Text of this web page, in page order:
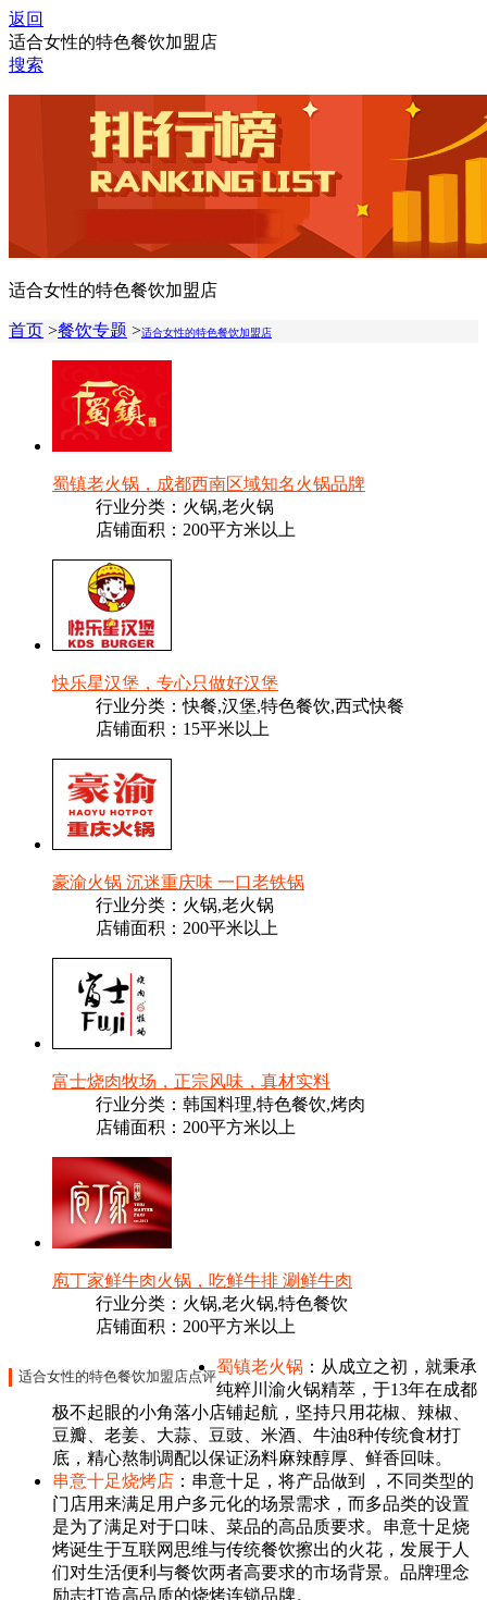
返回
适合女性的特色餐饮加盟店
搜索
适合女性的特色餐饮加盟店
首页 >餐饮专题 >适合女性的特色餐饮加盟店
蜀镇老火锅，成都西南区域知名火锅品牌
行业分类：火锅,老火锅
店铺面积：200平方米以上
快乐星汉堡，专心只做好汉堡
行业分类：快餐,汉堡,特色餐饮,西式快餐
店铺面积：15平米以上
豪渝火锅 沉迷重庆味 一口老铁锅
行业分类：火锅,老火锅
店铺面积：200平米以上
富士烧肉牧场，正宗风味，真材实料
行业分类：韩国料理,特色餐饮,烤肉
店铺面积：200平方米以上
庖丁家鲜牛肉火锅，吃鲜牛排 涮鲜牛肉
行业分类：火锅,老火锅,特色餐饮
店铺面积：200平方米以上
适合女性的特色餐饮加盟店点评
蜀镇老火锅 ：从成立之初，就秉承
纯粹川渝火锅精萃，于13年在成都
极不起眼的小角落小店铺起航，坚持只用花椒、辣椒、
豆瓣、老姜、大蒜、豆豉、米酒、牛油8种传统食材打
底，精心熬制调配以保证汤料麻辣醇厚、鲜香回味。
串意十足烧烤店 ：串意十足，将产品做到 ，不同类型的
门店用来满足用户多元化的场景需求，而多品类的设置
是为了满足对于口味、菜品的高品质要求。串意十足烧
烤诞生于互联网思维与传统餐饮擦出的火花，发展于人
们对生活便利与餐饮两者高要求的市场背景。品牌理念
励志打造高品质的烧烤连锁品牌。